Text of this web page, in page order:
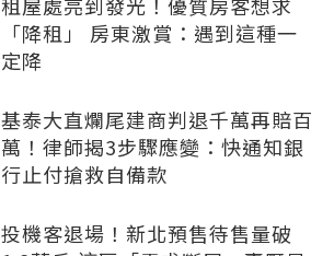
「降租」 房東激賞：遇到這種一
定降
基泰大直爛尾建商判退千萬再賠百
萬！律師揭3步驟應變：快通知銀
行止付搶救自備款
投機客退場！新北預售待售量破